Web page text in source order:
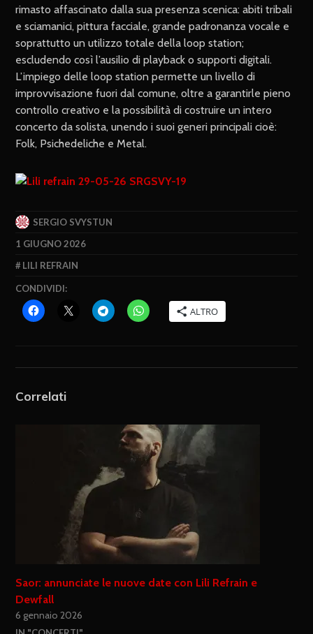
rimasto affascinato dalla sua presenza scenica: abiti tribali
e sciamanici, pittura facciale, grande padronanza vocale e
soprattutto un utilizzo totale della loop station;
escludendo così l’ausilio di playback o supporti digitali.
L’impiego delle loop station permette un livello di
improvvisazione fuori dal comune, oltre a garantirle pieno
controllo creativo e la possibilità di costruire un intero
concerto da solista, unendo i suoi generi principali cioè:
Folk, Psichedeliche e Metal.
SERGIO SVYSTUN
1 GIUGNO 2026
LILI REFRAIN
CONDIVIDI:
ALTRO
Correlati
Saor: annunciate le nuove date con Lili Refrain e
Dewfall
6 gennaio 2026